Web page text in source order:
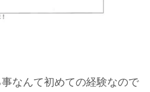
なんて初めての経験なので